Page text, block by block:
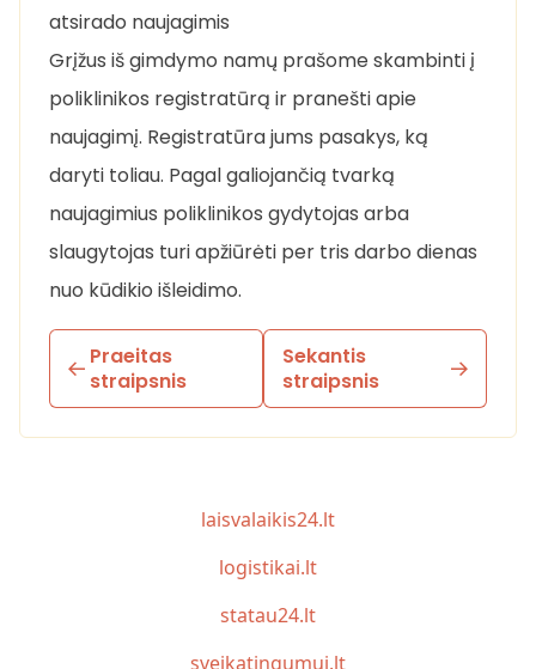
atsirado naujagimis
Grįžus iš gimdymo namų prašome skambinti į
poliklinikos registratūrą ir pranešti apie
naujagimį. Registratūra jums pasakys, ką
daryti toliau. Pagal galiojančią tvarką
naujagimius poliklinikos gydytojas arba
slaugytojas turi apžiūrėti per tris darbo dienas
nuo kūdikio išleidimo.
Praeitas
straipsnis
Sekantis
straipsnis
laisvalaikis24.lt
logistikai.lt
statau24.lt
sveikatingumui.lt